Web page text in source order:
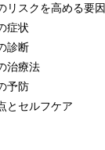
リスクを高める要因
症状
診断
治療法
予防
とセルフケア